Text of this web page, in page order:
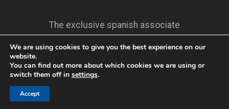
The exclusive spanish associate
We are using cookies to give you the best experience on our
website.
You can find out more about which cookies we are using or
switch them off in settings.
Accept